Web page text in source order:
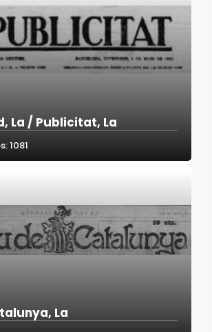
La / Publicitat, La
1081
La